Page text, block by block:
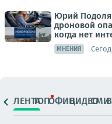
Юрий
дроновой
когда нет
МНЕНИЯ
ЛЕНТАТОПОФИЦ.ВИДЕОСМИ